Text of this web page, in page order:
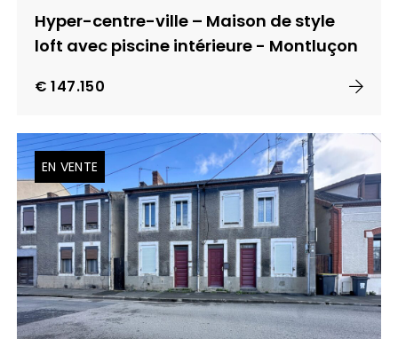
Hyper-centre-ville – Maison de style
loft avec piscine intérieure - Montluçon
€ 147.150
EN VENTE